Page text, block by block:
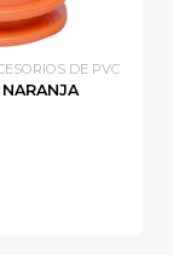
DE PVC
NARANJA